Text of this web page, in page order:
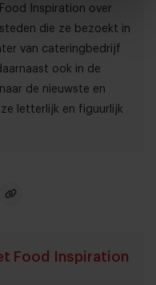
Inspiration over
die ze bezoekt in
van cateringbedrijf
ook in de
de nieuwste en
letterlijk en figuurlijk
Food Inspiration